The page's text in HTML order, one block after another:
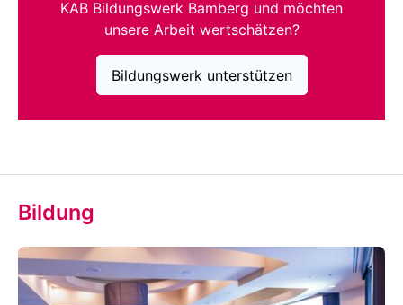
KAB Bildungswerk Bamberg und möchten
unsere Arbeit wertschätzen?
Bildungswerk unterstützen
Bildung